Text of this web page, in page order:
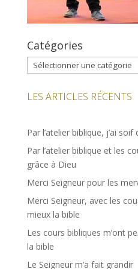
Catégories
Catégories
LES ARTICLES RÉCENTS
Par l’atelier biblique, j’ai soif
Par l’atelier biblique et les
grâce à Dieu
Merci Seigneur pour les
Merci Seigneur, avec les
mieux la bible
Les cours bibliques m’ont
la bible
Le Seigneur m’a fait grandir